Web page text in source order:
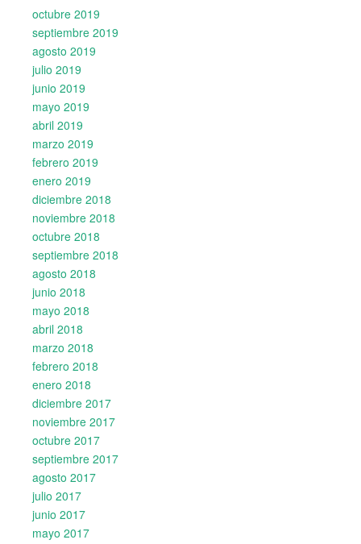
octubre 2019
septiembre 2019
agosto 2019
julio 2019
junio 2019
mayo 2019
abril 2019
marzo 2019
febrero 2019
enero 2019
diciembre 2018
noviembre 2018
octubre 2018
septiembre 2018
agosto 2018
junio 2018
mayo 2018
abril 2018
marzo 2018
febrero 2018
enero 2018
diciembre 2017
noviembre 2017
octubre 2017
septiembre 2017
agosto 2017
julio 2017
junio 2017
mayo 2017